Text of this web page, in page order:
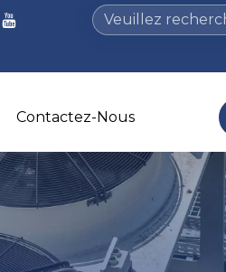
Contactez-Nous